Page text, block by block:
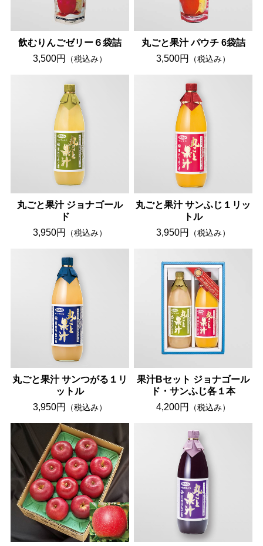
飲むりんごゼリー６袋詰
3,500円
（税込み）
丸ごと果汁 パウチ 6袋詰
3,500円
（税込み）
丸ごと果汁 ジョナゴール
ド
3,950円
（税込み）
丸ごと果汁 サンふじ１リッ
トル
3,950円
（税込み）
丸ごと果汁 サンつがる１リ
ットル
3,950円
（税込み）
果汁Bセット ジョナゴール
ド・サンふじ各１本
4,200円
（税込み）